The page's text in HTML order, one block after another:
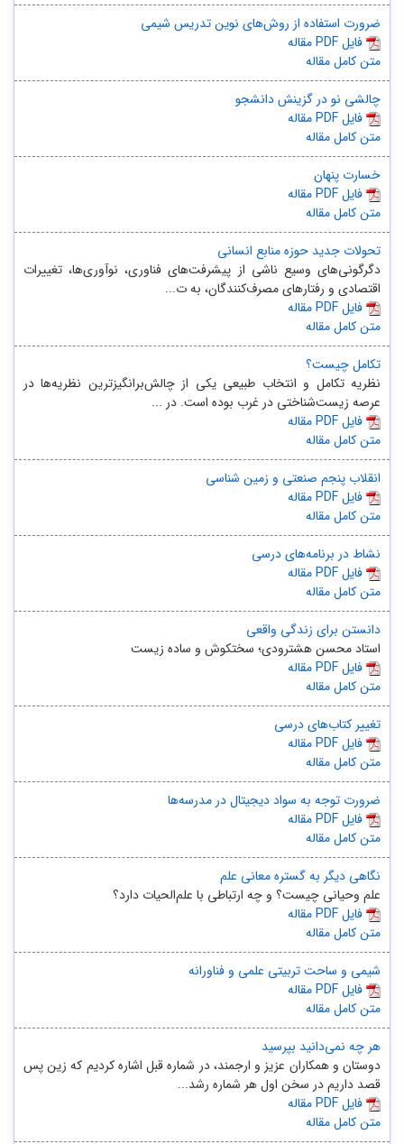
ضرورت استفاده از روش‌های نوین تدریس شیمی
مقاله PDF فایل
متن کامل مقاله
چالشی نو در گزینش دانشجو
مقاله PDF فایل
متن کامل مقاله
خسارت پنهان
مقاله PDF فایل
متن کامل مقاله
تحولات جدید حوزه منابع انسانی
دگرگونی‌های وسیع ناشی از پیشرفت‌های فناوری، نوآوری‌ها، تغییرات
اقتصادی و رفتارهای مصرف‌کنندگان، به ت...
مقاله PDF فایل
متن کامل مقاله
تکامل چیست؟
نظریه تکامل و انتخاب طبیعی یکی از چالش‌برانگیزترین نظریه‌ها در
عرصه زیست‌شناختی در غرب بوده است. در ...
مقاله PDF فایل
متن کامل مقاله
انقلاب پنجم صنعتی و زمین‌ شناسی
مقاله PDF فایل
متن کامل مقاله
نشاط در برنامه‌های درسی
مقاله PDF فایل
متن کامل مقاله
دانستن برای زندگی واقعی
استاد محسن هشترودی؛ سختکوش و ساده زیست
مقاله PDF فایل
متن کامل مقاله
تغییر کتاب‌های درسی
مقاله PDF فایل
متن کامل مقاله
ضرورت توجه به سواد دیجیتال در مدرسه‌ها
مقاله PDF فایل
متن کامل مقاله
نگاهی دیگر به گستره معانی علم
علم وحیانی چیست؟ و چه ارتباطی با علم‌الحیات دارد؟
مقاله PDF فایل
متن کامل مقاله
شیمی و ساحت تربیتی علمی و فناورانه
مقاله PDF فایل
متن کامل مقاله
هر چه نمی‌دانید بپرسید
دوستان و همکاران عزیز و ارجمند، در شماره قبل اشاره کردیم که زین پس
قصد داریم در سخن اول هر شماره رشد...
مقاله PDF فایل
متن کامل مقاله